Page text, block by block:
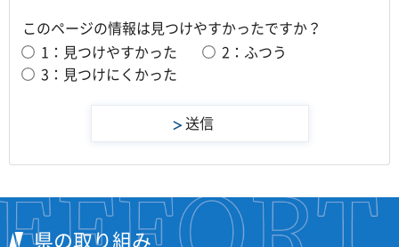
このページの情報は見つけやすかったですか？
1：見つけやすかった
2：ふつう
3：見つけにくかった
県の取り組み